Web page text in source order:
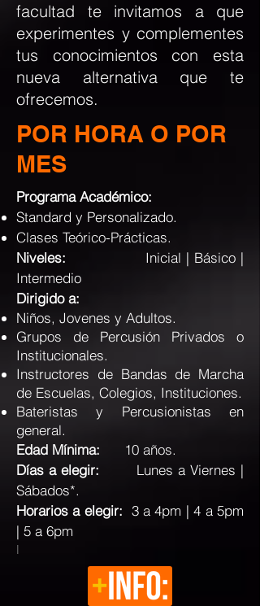
facultad te invitamos a que
experimentes y complementes
tus conocimientos con esta
nueva alternativa que te
ofrecemos.
POR HORA O POR
MES
Programa Académico:
Standard y Personalizado.
Clases Teórico-Prácticas.
Niveles: Inicial | Básico |
Intermedio
Dirigido a:
Niños, Jovenes y Adultos.
Grupos de Percusión Privados o
Institucionales.
Instructores de Bandas de Marcha
de Escuelas, Colegios, Instituciones.
Bateristas y Percusionistas en
general.
Edad Mínima: 10 años.
Días a elegir: L unes a Viernes |
Sábados*.
Horarios a elegir: 3 a 4pm | 4 a 5pm
| 5 a 6pm
l